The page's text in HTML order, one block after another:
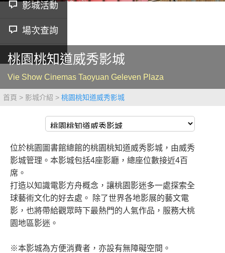
桃園桃知道威秀影城
Vie Show Cinemas Taoyuan Geleven Plaza
影城活動
場次查詢
首頁 影城介紹 桃園桃知道威秀影城
位於桃園圖書館總館的桃園桃知道威秀影城，由威秀
影城管理。本影城包括4座影廳，總座位數接近4百
席。
打造以知識電影方舟概念，讓桃園影迷多一處探索全
球藝術文化的好去處。 除了世界各地影展的藝文電
影，也將帶給觀眾時下最熱門的人氣作品，服務大桃
園地區影迷。
※本影城為方便消費者，亦設有無障礙空間。
商場活動